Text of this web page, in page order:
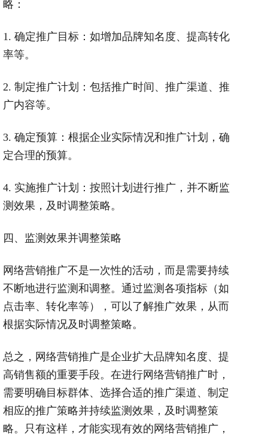
略：
1. 确定推广目标：如增加品牌知名度、提高转化
率等。
2. 制定推广计划：包括推广时间、推广渠道、推
广内容等。
3. 确定预算：根据企业实际情况和推广计划，确
定合理的预算。
4. 实施推广计划：按照计划进行推广，并不断监
测效果，及时调整策略。
四、监测效果并调整策略
网络营销推广不是一次性的活动，而是需要持续
不断地进行监测和调整。通过监测各项指标（如
点击率、转化率等），可以了解推广效果，从而
根据实际情况及时调整策略。
总之，网络营销推广是企业扩大品牌知名度、提
高销售额的重要手段。在进行网络营销推广时，
需要明确目标群体、选择合适的推广渠道、制定
相应的推广策略并持续监测效果，及时调整策
略。只有这样，才能实现有效的网络营销推广，